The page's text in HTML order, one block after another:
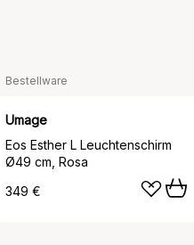
Bestellware
Umage
Eos Esther L Leuchtenschirm
Ø49 cm, Rosa
349 €